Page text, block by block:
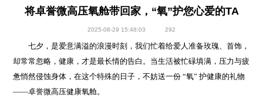
将卓誉微高压氧舱带回家，“氧”护您心爱的TA
2025-08-29 15:48:03 292
七夕，是爱意满溢的浪漫时刻，我们忙着给爱人准备玫瑰、首饰，
却常常忽略，健康，才是最长情的告白。当生活被忙碌填满，压力与疲
惫悄然侵蚀身体，在这个特殊的日子，不妨送一份 “氧” 护健康的礼物
——卓誉微高压健康氧舱。